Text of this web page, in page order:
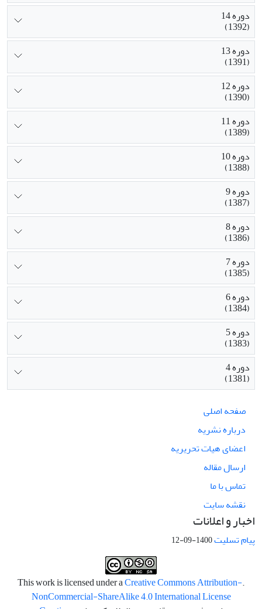
دوره 14
(1392)
دوره 13
(1391)
دوره 12
(1390)
دوره 11
(1389)
دوره 10
(1388)
دوره 9
(1387)
دوره 8
(1386)
دوره 7
(1385)
دوره 6
(1384)
دوره 5
(1383)
دوره 4
(1381)
صفحه اصلی
درباره نشریه
اعضای هیات تحریریه
ارسال مقاله
تماس با ما
نقشه سایت
اخبار و اعلانات
پیام تسلیت1400-09-12
.This work is licensed under a
Creative Commons Attribution-
NonCommercial-ShareAlike 4.0 International License